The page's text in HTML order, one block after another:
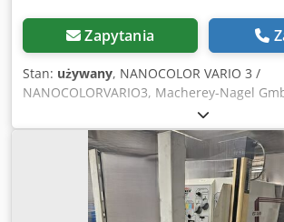
Zapytania
Stan: używany, NANOCOLOR VARIO 3 /
NANOCOLORVARIO3, Macherey-Nagel
Termoblok Dodpskn Nihofx Am Sskr Model:
VARIO 3 Stan: używany